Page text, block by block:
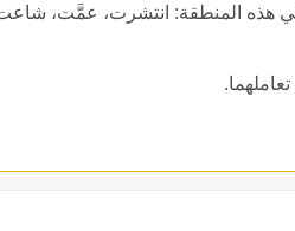
هذه المنطقة: انتشرت، عمَّت،